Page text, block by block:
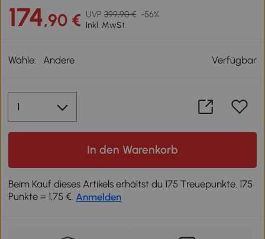
174,90 € UVP 399,90 € -56%
Inkl. MwSt.
Wähle: Andere Verfügbar
In den Warenkorb
Beim Kauf dieses Artikels erhältst du 175 Treuepunkte. 175
Punkte = 1,75 €. Anmelden